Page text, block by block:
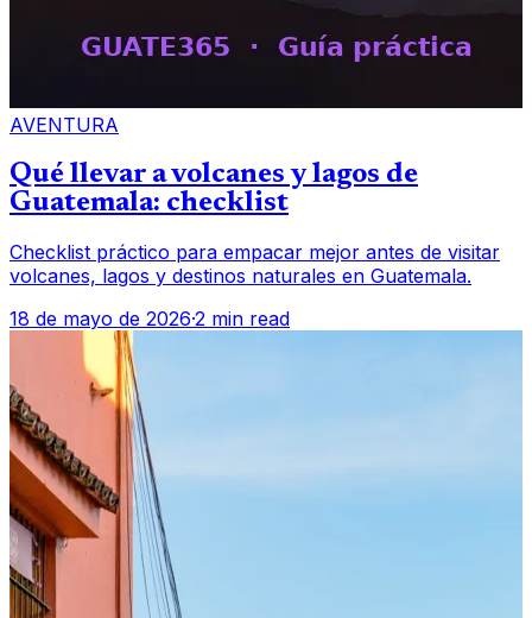
AVENTURA
Qué llevar a volcanes y lagos de
Guatemala: checklist
Checklist práctico para empacar mejor antes de visitar
volcanes, lagos y destinos naturales en Guatemala.
18 de mayo de 2026·2 min read